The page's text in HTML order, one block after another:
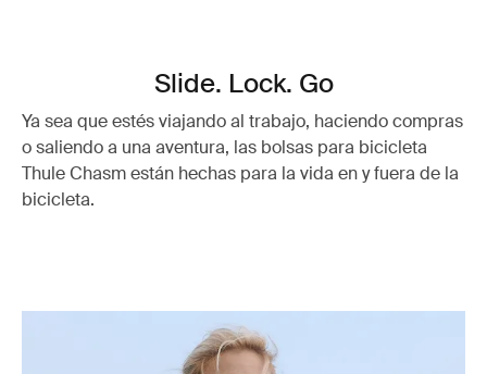
Slide. Lock. Go
Ya sea que estés viajando al trabajo, haciendo compras
o saliendo a una aventura, las bolsas para bicicleta
Thule Chasm están hechas para la vida en y fuera de la
bicicleta.